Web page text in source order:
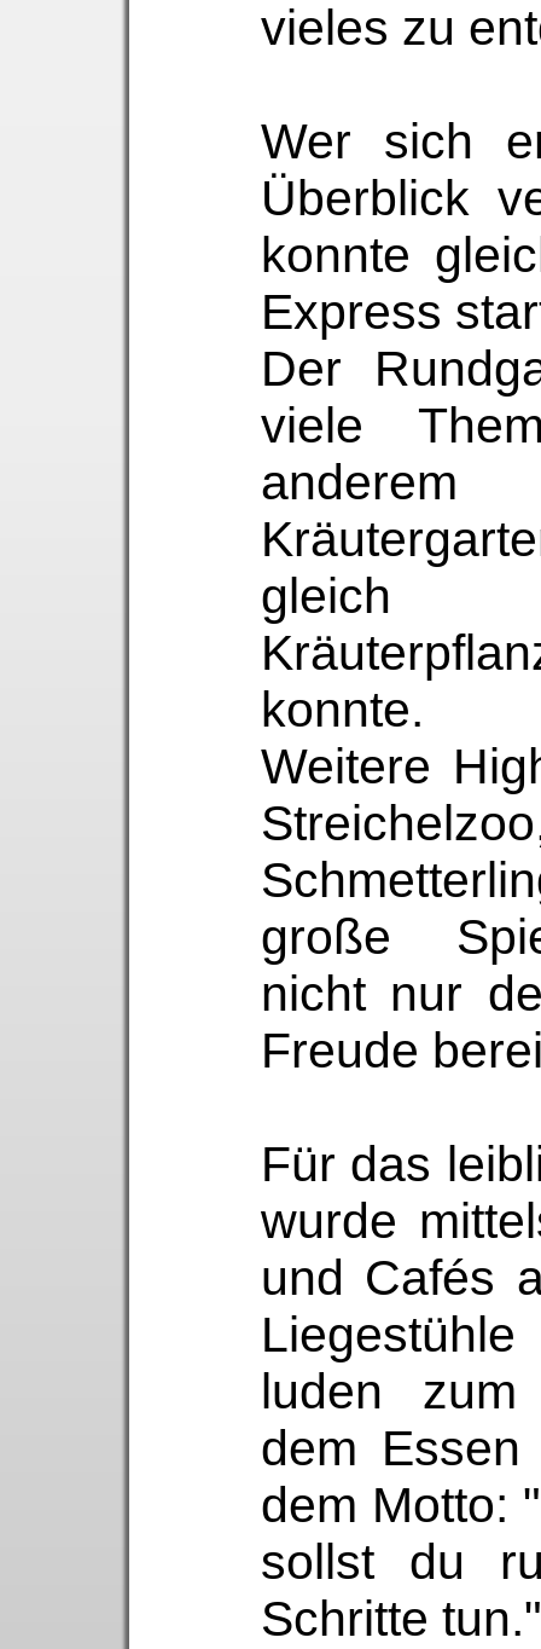
vieles zu
Wer sich
Überblick
konnte
Express
Der
viele
gleich
konnte.
Weitere
große
nicht nur
Freude
Für das
wurde
und Cafés
luden
dem
dem Motto:
sollst du
Schritte tun."